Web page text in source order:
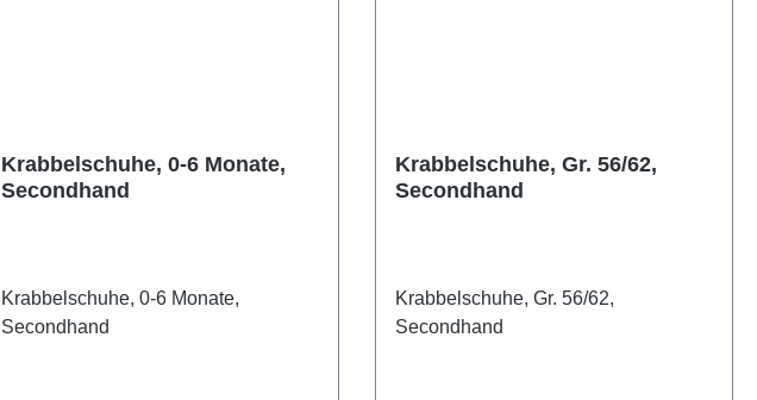
Krabbelschuhe, 0-6 Monate,
Secondhand
Krabbelschuhe, 0-6 Monate,
Secondhand
Krabbelschuhe, Gr. 56/62,
Secondhand
Krabbelschuhe, Gr. 56/62,
Secondhand